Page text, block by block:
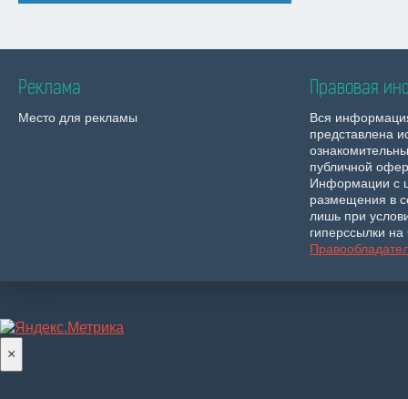
Реклама
Место для рекламы
Правовая
Вся
представлена
публичной
Информации с
размещения в
лишь при
гиперссылки на
×